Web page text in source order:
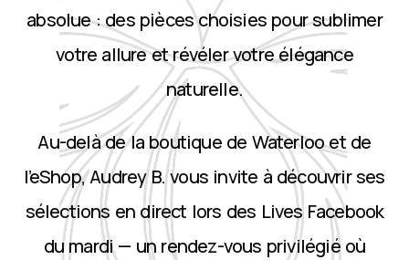
absolue : des pièces choisies pour sublimer
votre allure et révéler votre élégance
naturelle.
Au-delà de la boutique de Waterloo et de
l’eShop, Audrey B. vous invite à découvrir ses
sélections en direct lors des Lives Facebook
du mardi — un rendez-vous privilégié où